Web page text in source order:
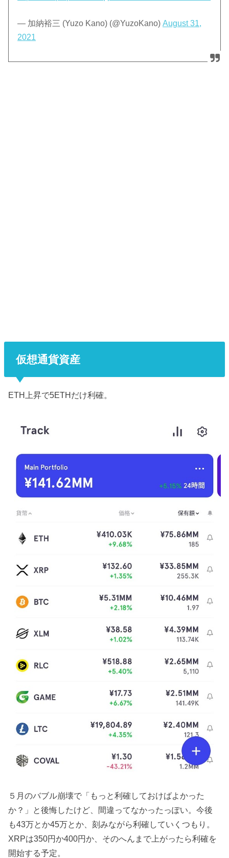
— 加納裕三 (Yuzo Kano) (@YuzoKano)August 31,
2021
仮想通貨資産
ETH上昇で5ETHだけ利確。
５月のバブル崩壊で「もっと利確しておけばよかった
か？」と後悔したけど、間違ってなかったっぽい。今後
も43万とか45万とか、刻みながら利確していくつもり。
XRPは350円か400円か、そのへんまで上がったら利確を
開始する予定。